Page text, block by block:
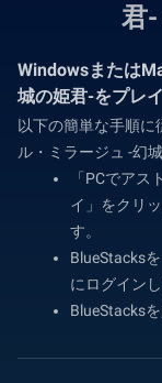
君
Windowsまたは
城の姫君-をプレ
以下の簡単な手順に
ル・ミラージュ -幻
「PCでア
イ」をクリ
す。
BlueStacks
にログインし
BlueStacks